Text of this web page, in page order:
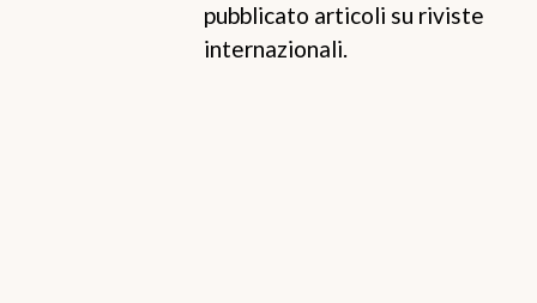
pubblicato articoli su riviste
internazionali.